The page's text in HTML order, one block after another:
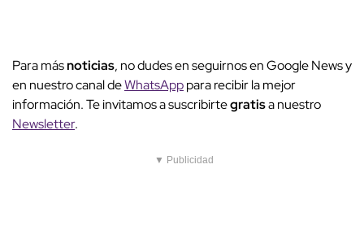
Para másnoticias, no dudes en seguirnos en Google News y
en nuestro canal deWhatsApppara recibir la mejor
información. Te invitamos a suscribirtegratisa nuestro
Newsletter.
▼ Publicidad